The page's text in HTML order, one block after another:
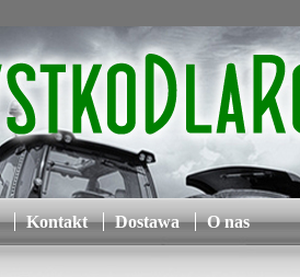
Kontakt Dostawa O nas